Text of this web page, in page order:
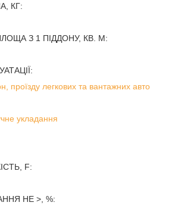
КГ:
З 1 ПІДДОНУ, КВ. М:
проїзду легкових та вантажних авто
укладання
F:
НЕ >, %: